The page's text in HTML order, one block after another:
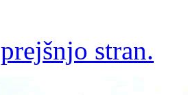
prejšnjo stran.